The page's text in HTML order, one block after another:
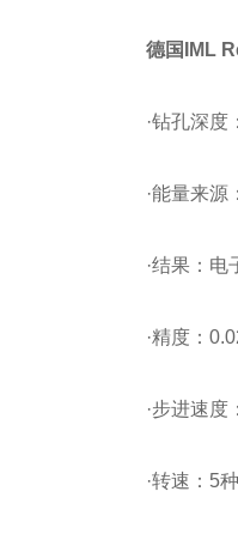
德国IML
·钻孔深度
·能量来
·结果：
·精度：
·步进速
·转速：5